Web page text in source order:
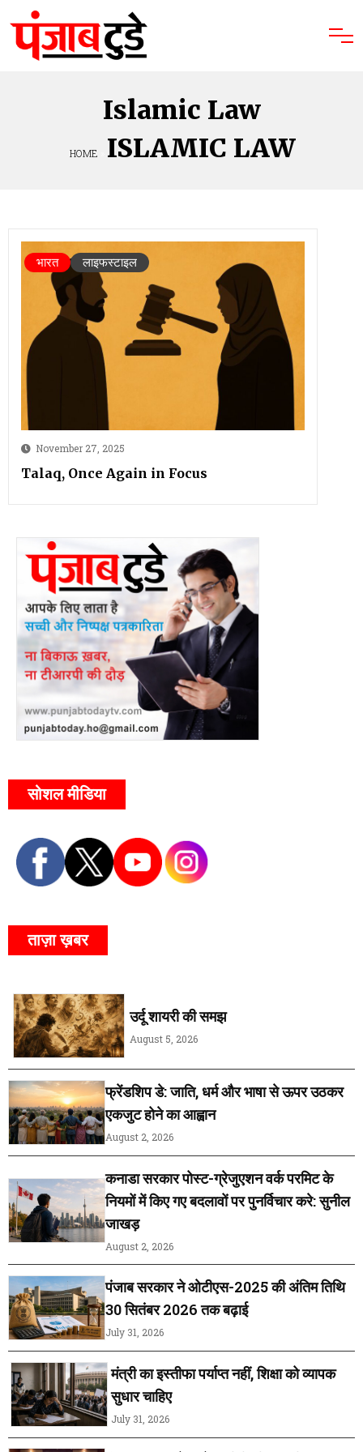
Islamic Law
HOME ISLAMIC LAW
November 27, 2025
Talaq, Once Again in Focus
भारत लाइफस्टाइल
सोशल मीडिया
ताज़ा ख़बर
उर्दू शायरी की समझ
August 5, 2026
फ्रेंडशिप डे: जाति, धर्म और भाषा से ऊपर उठकर
एकजुट होने का आह्वान
August 2, 2026
कनाडा सरकार पोस्ट-ग्रेजुएशन वर्क परमिट के
नियमों में किए गए बदलावों पर पुनर्विचार करे: सुनील
जाखड़
August 2, 2026
पंजाब सरकार ने ओटीएस-2025 की अंतिम तिथि
30 सितंबर 2026 तक बढ़ाई
July 31, 2026
मंत्री का इस्तीफा पर्याप्त नहीं, शिक्षा को व्यापक
सुधार चाहिए
July 31, 2026